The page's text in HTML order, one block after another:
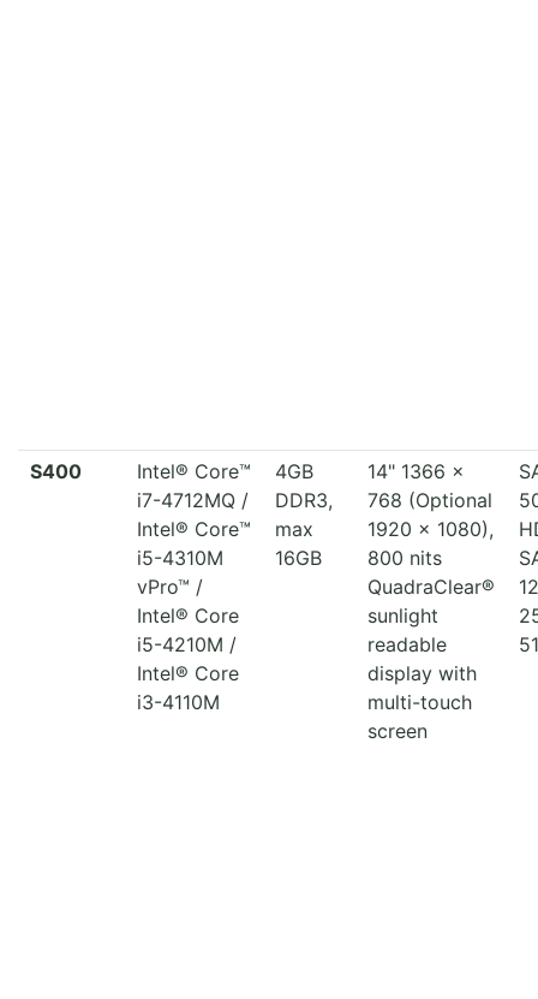
S400
Intel® Core™
i7-4712MQ /
Intel® Core™
i5-4310M
vPro™ /
Intel® Core
i5-4210M /
Intel® Core
i3-4110M
4GB
DDR3,
max
16GB
14" 1366 x
768 (Optional
1920 x 1080),
800 nits
QuadraClear®
sunlight
readable
display with
multi-touch
screen